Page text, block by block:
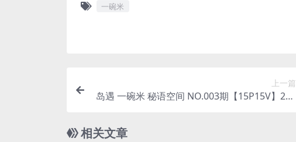
一碗米
上一篇
岛遇 一碗米 秘语空间 NO.003期【15P15V】202
相关文章